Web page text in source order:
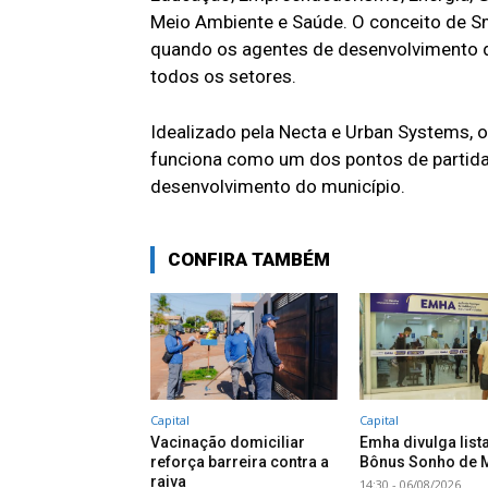
Meio Ambiente e Saúde. O conceito de
quando os agentes de
todos os setores.
Idealizado pela Necta e Urban
funciona como um dos pontos de
desenvolvimento do município.
CONFIRA TAMBÉM
Capital
Vacinação domiciliar
reforça barreira contra a
raiva
Capital
Emha divulga
Bônus Sonho de
14:30 - 06/08/2026